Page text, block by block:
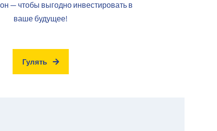
— чтобы выгодно инвестировать в
ваше будущее!
Гулять